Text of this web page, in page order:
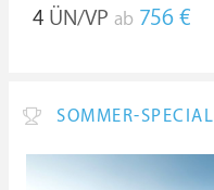
4 ÜN/VP ab 756 €
SOMMER-SPECIAL